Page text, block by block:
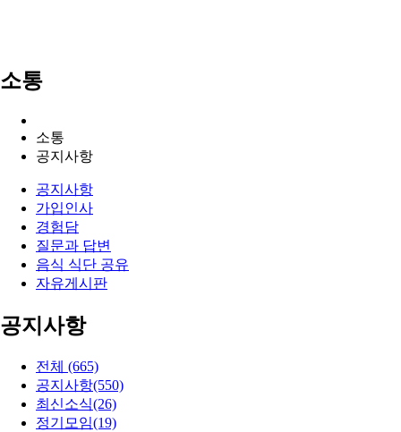
소통
소통
공지사항
공지사항
가입인사
경험담
질문과 답변
음식 식단 공유
자유게시판
공지사항
전체 (665)
공지사항(550)
최신소식(26)
정기모임(19)